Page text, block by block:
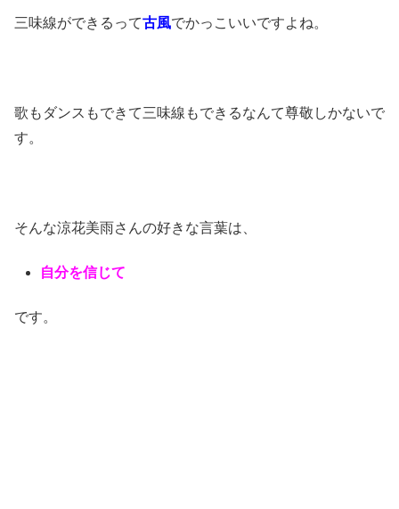
三味線ができるって古風でかっこいいですよね。
歌もダンスもできて三味線もできるなんて尊敬しかないで
す。
そんな涼花美雨さんの好きな言葉は、
自分を信じて
です。